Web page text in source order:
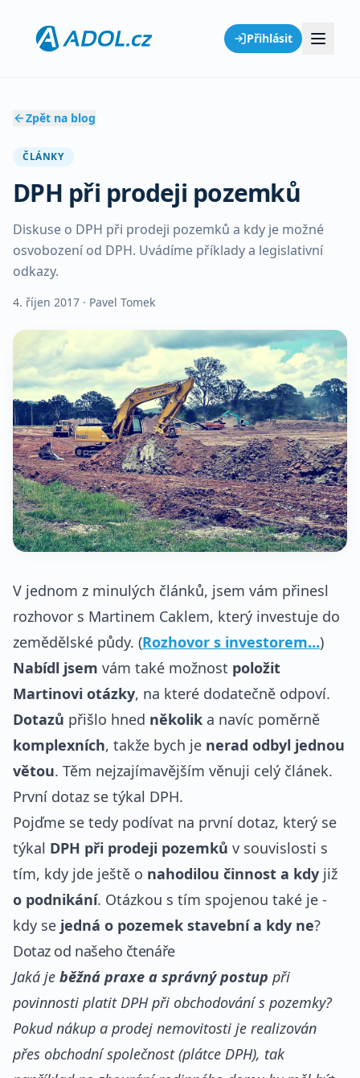
Přihlásit
Zpět na blog
ČLÁNKY
DPH při prodeji pozemků
Diskuse o DPH při prodeji pozemků a kdy je možné
osvobození od DPH. Uvádíme příklady a legislativní
odkazy.
4. říjen 2017 · Pavel Tomek
V jednom z minulých článků, jsem vám přinesl
rozhovor s Martinem Caklem, který investuje do
zemědělské půdy. (Rozhovor s investorem...)
Nabídl jsem vám také možnost položit
Martinovi otázky, na které dodatečně odpoví.
Dotazů přišlo hned několik a navíc poměrně
komplexních, takže bych je nerad odbyl jednou
větou. Těm nejzajímavějším věnuji celý článek.
První dotaz se týkal DPH.
Pojďme se tedy podívat na první dotaz, který se
týkal DPH při prodeji pozemků v souvislosti s
tím, kdy jde ještě o nahodilou činnost a kdy již
o podnikání. Otázkou s tím spojenou také je -
kdy se jedná o pozemek stavební a kdy ne?
Dotaz od našeho čtenáře
Jaká je běžná praxe a správný postup při
povinnosti platit DPH při obchodování s pozemky?
Pokud nákup a prodej nemovitosti je realizován
přes obchodní společnost (plátce DPH), tak